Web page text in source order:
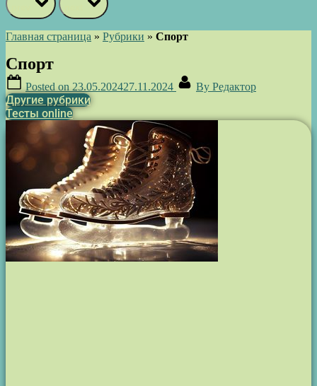
Главная страница » Рубрики » Спорт
Спорт
Posted on 23.05.202427.11.2024 By Редактор
Другие рубрики
Тесты online